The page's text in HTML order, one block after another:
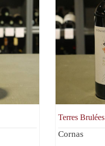
Terres Brulées
Cornas